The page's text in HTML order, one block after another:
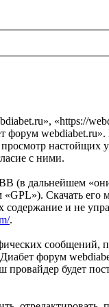
«https://
с ними.
(в дальнейшем
«GPL»). Скачать его
и не
.
форум
будет